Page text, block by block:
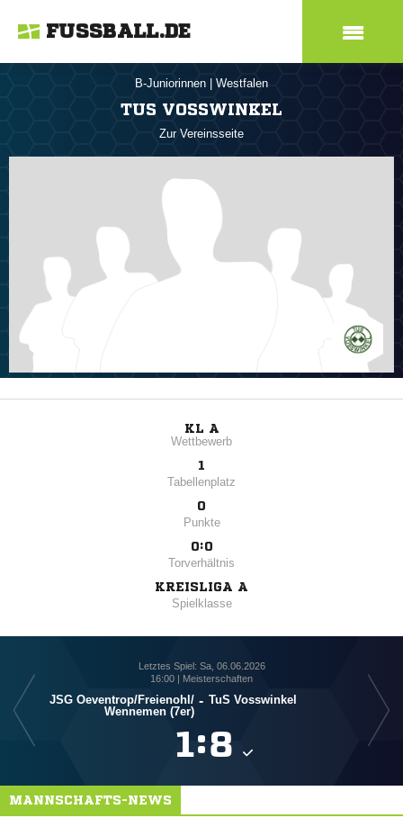
FUSSBALL.DE
B-Juniorinnen Westfalen
TUS VOSSWINKEL
Zur Vereinsseite
KL A
Wettbewerb
1
Tabellenplatz
0
Punkte
0:0
Torverhältnis
KREISLIGA A
Spielklasse
Letztes Spiel: Sa, 06.06.2026
16:00 | Meisterschaften
JSG Oeventrop/​Freienohl/​
Wennemen (7er)
- TuS Vosswinkel
:
MANNSCHAFTS-NEWS